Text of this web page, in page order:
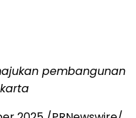
an pembangunan